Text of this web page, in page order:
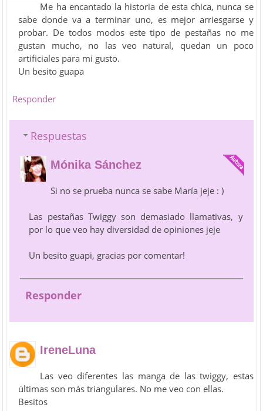
Me ha encantado la historia de esta chica, nunca se
sabe donde va a terminar uno, es mejor arriesgarse y
probar. De todos modos este tipo de pestañas no me
gustan mucho, no las veo natural, quedan un poco
artificiales para mi gusto.
Un besito guapa
Responder
Respuestas
Mónika Sánchez
Si no se prueba nunca se sabe María jeje : )
Las pestañas Twiggy son demasiado llamativas, y
por lo que veo hay diversidad de opiniones jeje
Un besito guapi, gracias por comentar!
Responder
IreneLuna
Las veo diferentes las manga de las twiggy, estas
últimas son más triangulares. No me veo con ellas.
Besitos